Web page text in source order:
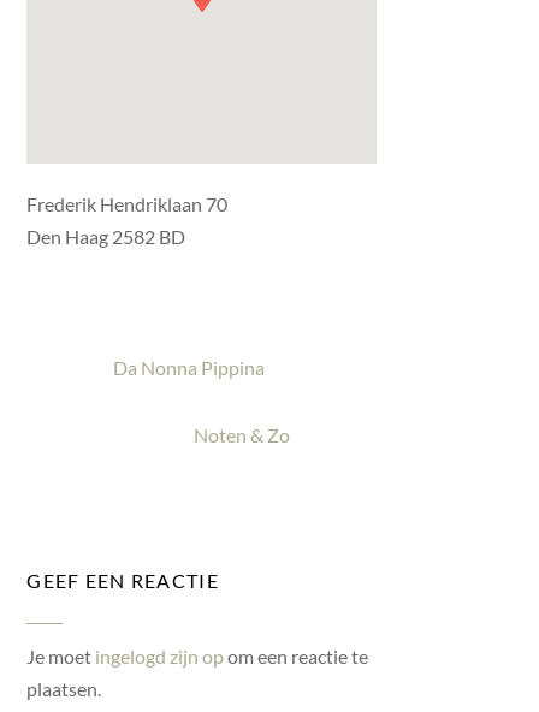
Frederik Hendriklaan 70
Den Haag 2582 BD
Da Nonna Pippina
Noten & Zo
GEEF EEN REACTIE
Je moet ingelogd zijn opom een reactie te
plaatsen.